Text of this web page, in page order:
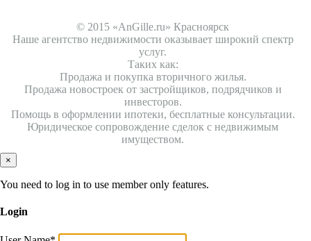
© 2015 «AnGille.ru» Красноярск
Наше агентство недвижимости оказывает широкий спектр
услуг.
Таких как:
Продажа и покупка вторичного жилья.
Продажа новостроек от застройщиков, подрядчиков и
инвесторов.
Помощь в оформлении ипотеки, бесплатные консультации.
Юридическое сопровождение сделок с недвижимым
имуществом.
×
You need to log in to use member only features.
Login